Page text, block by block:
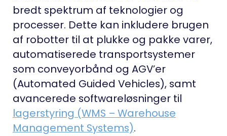
bredt spektrum af teknologier og
processer. Dette kan inkludere brugen
af robotter til at plukke og pakke varer,
automatiserede transportsystemer
som conveyorbånd og AGV’er
(Automated Guided Vehicles), samt
avancerede softwareløsninger til
lagerstyring (WMS – Warehouse
Management Systems).